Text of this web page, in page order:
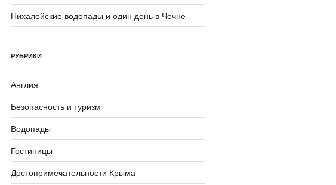
Нихалойские водопады и один день в Чечне
РУБРИКИ
Англия
Безопасность и туризм
Водопады
Гостиницы
Достопримечательности Крыма